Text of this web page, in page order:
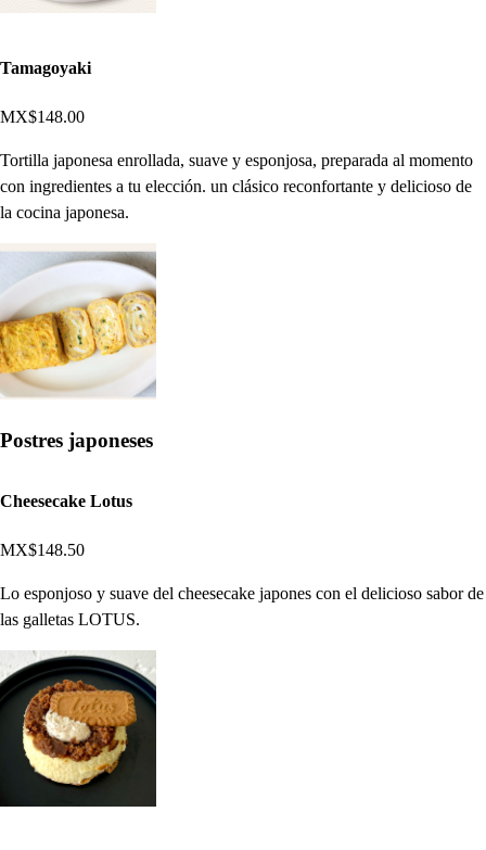
Tamagoyaki
MX$148.00
Tortilla japonesa enrollada, suave y esponjosa, preparada al momento
con ingredientes a tu elección. un clásico reconfortante y delicioso de
la cocina japonesa.
Postres japoneses
Cheesecake Lotus
MX$148.50
Lo esponjoso y suave del cheesecake japones con el delicioso sabor de
las galletas LOTUS.